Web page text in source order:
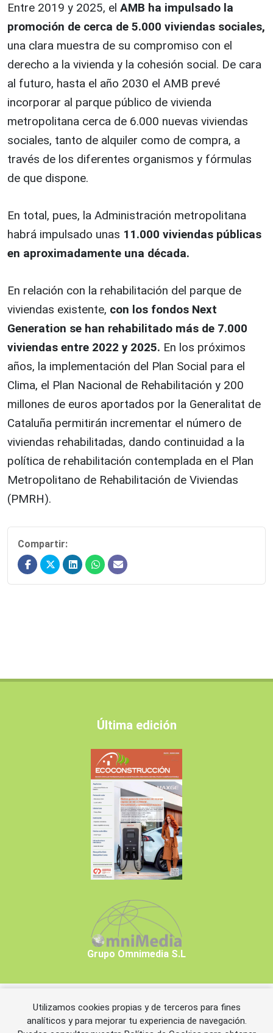
Utilizamos cookies propias y de terceros para fines
analíticos y para mejorar tu experiencia de navegación.
Entre 2019 y 2025, el AMB ha impulsado la
promoción de cerca de 5.000 viviendas sociales,
una clara muestra de su compromiso con el
derecho a la vivienda y la cohesión social. De cara
al futuro, hasta el año 2030 el AMB prevé
incorporar al parque público de vivienda
metropolitana cerca de 6.000 nuevas viviendas
sociales, tanto de alquiler como de compra, a
través de los diferentes organismos y fórmulas
de que dispone.
En total, pues, la Administración metropolitana
habrá impulsado unas 11.000 viviendas públicas
en aproximadamente una década.
En relación con la rehabilitación del parque de
viviendas existente, con los fondos Next
Generation se han rehabilitado más de 7.000
viviendas entre 2022 y 2025. En los próximos
años, la implementación del Plan Social para el
Clima, el Plan Nacional de Rehabilitación y 200
millones de euros aportados por la Generalitat de
Cataluña permitirán incrementar el número de
viviendas rehabilitadas, dando continuidad a la
política de rehabilitación contemplada en el Plan
Metropolitano de Rehabilitación de Viviendas
(PMRH).
Compartir:
Última edición
Grupo Omnimedia S.L
Copyrights © 2026 Grupo Omnimedia S.L.